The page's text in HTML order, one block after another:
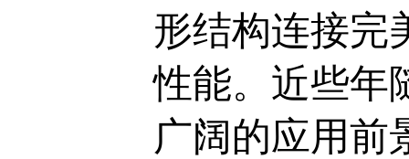
形结构连接完
性能。近些年
广阔的应用前